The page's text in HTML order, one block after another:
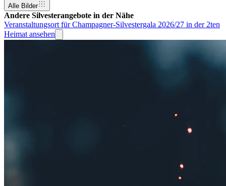
Alle Bilder
Andere Silvesterangebote in der Nähe
Veranstaltungsort für Champagner-Silvestergala 2026/27 in der 2ten
Heimat ansehen